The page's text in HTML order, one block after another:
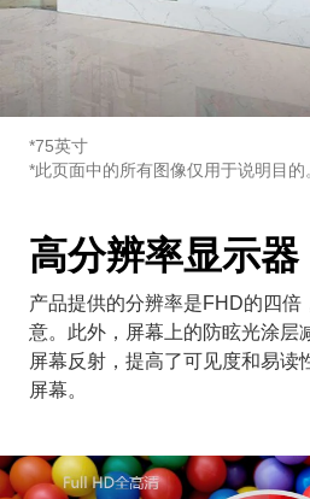
*75英寸
*此页面中的所有图像仅用于说明目的
高分辨率显示器
产品提供的分辨率是FHD的四倍
意。此外，屏幕上的防眩光涂层
屏幕反射，提高了可见度和易读
屏幕。